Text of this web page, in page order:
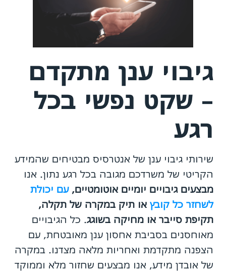
גיבוי ענן מתקדם
– שקט נפשי בכל
רגע
שירותי גיבוי ענן של אנטרסיס מבטיחים שהמידע
הקריטי של משרדכם מגובה בכל רגע נתון. אנו
מבצעים גיבויים יומיים אוטומטיים,עם יכולת
לשחזר כל קובץ או תיק במקרה של תקלה,
תקיפת סייבר או מחיקה בשוגג. כל הגיבויים
מאוחסנים בסביבת אחסון ענן מאובטחת, עם
הצפנה מתקדמת ואחריות מלאה מצדנו. במקרה
של אובדן מידע, אנו מבצעים שחזור מלא וממוקד